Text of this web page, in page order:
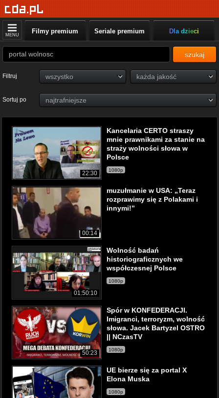
MENU Filmy premium Seriale premium Dla dzieci
szukaj
Filtruj
Sortuj po
22:30
Kancelaria CERTO straszy
mnie prawnikami za stanie na
straży wolności słowa w
Polsce
1080p
00:14
muzułmanie w USA: „Teraz
rozprawimy się z Polakami i
innymi!”
01:50:10
Wolność badań
historiograficznych we
współczesnej Polsce
1080p
50:23
Spór w KONFEDERACJI.
Imigranci, terroryzm, wolność
słowa. Jacek Bartyzel OSTRO
|| NCzasTV
1080p
UE bierze się za portal X
Elona Muska
1080p